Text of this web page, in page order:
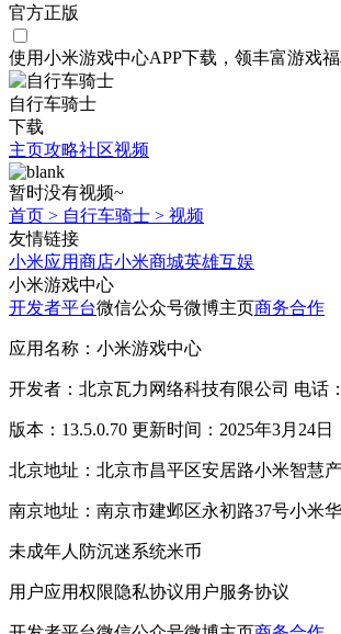
官方正版
使用小米游戏中心APP下载 ，领丰富游戏福
自行车骑士
下载
主页攻略社区视频
暂时没有视频~
首页 > 自行车骑士 > 视频
友情链接
小米应用商店小米商城英雄互娱
小米游戏中心
开发者平台微信公众号微博主页商务合作
应用名称：小米游戏中心
开发者：北京瓦力网络科技有限公司 电话
版本：13.5.0.70 更新时间：2025年3月24日
北京地址：北京市昌平区安居路小米智慧
南京地址：南京市建邺区永初路37号小米
未成年人防沉迷系统米币
用户应用权限隐私协议用户服务协议